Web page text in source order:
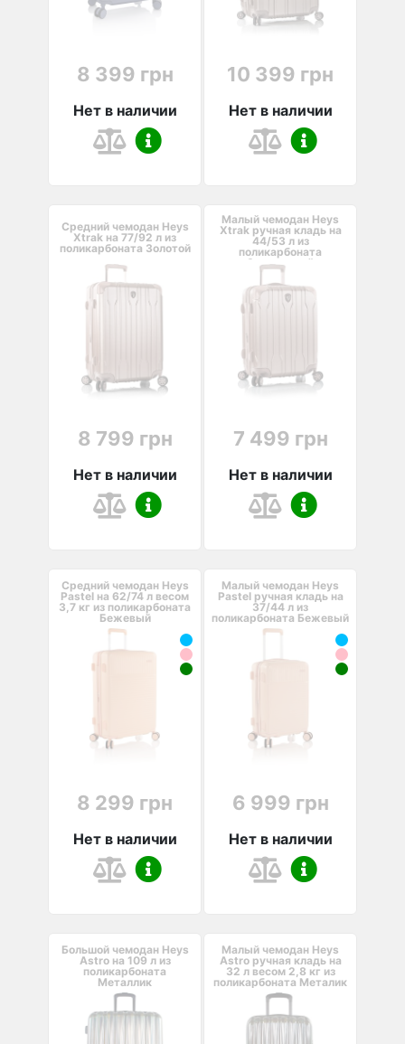
8 399 грн
Нет в наличии
10 399 грн
Нет в наличии
Средний чемодан Heys
Xtrak на 77/92 л из
поликарбоната Золотой
8 799 грн
Нет в наличии
Малый чемодан Heys
Xtrak ручная кладь на
44/53 л из
поликарбоната
Золотистый
7 499 грн
Нет в наличии
Средний чемодан Heys
Pastel на 62/74 л весом
3,7 кг из поликарбоната
Бежевый
8 299 грн
Нет в наличии
Малый чемодан Heys
Pastel ручная кладь на
37/44 л из
поликарбоната Бежевый
6 999 грн
Нет в наличии
Большой чемодан Heys
Astro на 109 л из
поликарбоната
Металлик
Малый чемодан Heys
Astro ручная кладь на
32 л весом 2,8 кг из
поликарбоната Металик